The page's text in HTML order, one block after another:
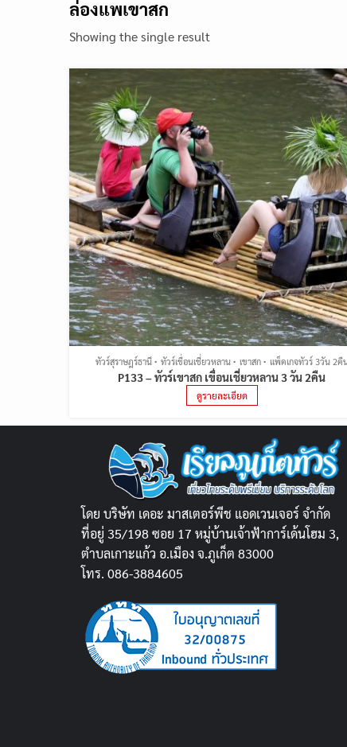
ล่องแพเขาสก
Showing the single result
ทัวร์สุราษฎร์ธานี ทัวร์เขื่อนเชี่ยวหลาน เขาสก แพ็คเกจทัวร์ 3วัน 2คื
P133 – ทัวร์เขาสก เขื่อนเชี่ยวหลาน 3 วัน 2คืน
ดูรายละเอียด
โดย บริษัท เดอะ มาสเตอร์พีช แอดเวนเจอร์ จำกัด
ที่อยู่ 35/198 ซอย 17 หมู่บ้านเจ้าฟ้าการ์เด้นโฮม 3,
ตำบลเกาะแก้ว อ.เมือง จ.ภูเก็ต 83000
โทร. 086-3884605